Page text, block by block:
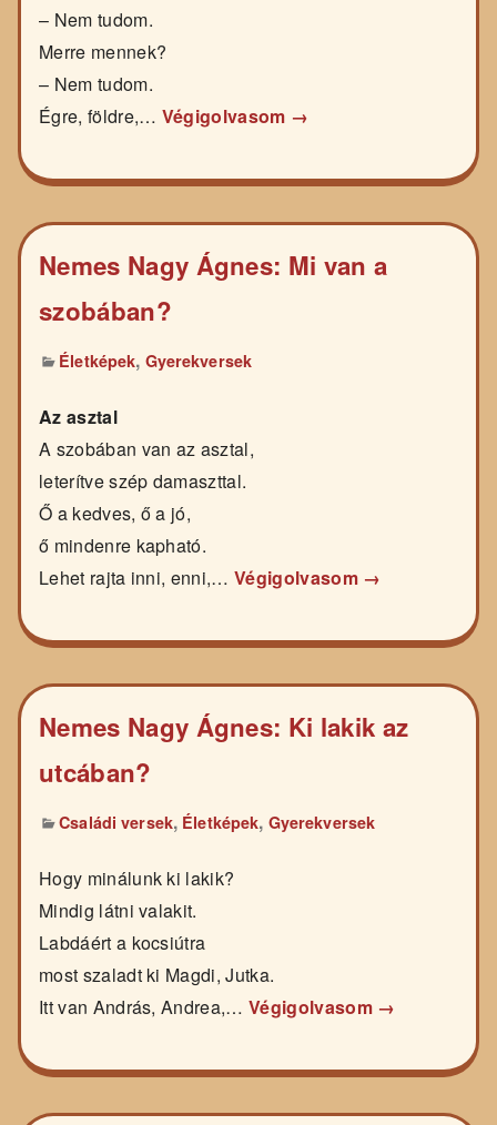
– Nem tudom.
Merre mennek?
– Nem tudom.
Égre, földre,… Végigolvasom →
Nemes Nagy Ágnes: Mi van a
szobában?
Életképek, Gyerekversek
Az asztal
A szobában van az asztal,
leterítve szép damaszttal.
Ő a kedves, ő a jó,
ő mindenre kapható.
Lehet rajta inni, enni,… Végigolvasom →
Nemes Nagy Ágnes: Ki lakik az
utcában?
Családi versek, Életképek, Gyerekversek
Hogy minálunk ki lakik?
Mindig látni valakit.
Labdáért a kocsiútra
most szaladt ki Magdi, Jutka.
Itt van András, Andrea,… Végigolvasom →